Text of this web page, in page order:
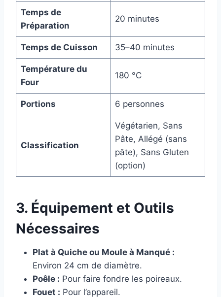
Temps de
Préparation
20 minutes
Temps de Cuisson 35–40 minutes
Température du
Four
180 °C
Portions 6 personnes
Classification
Végétarien, Sans
Pâte, Allégé (sans
pâte), Sans Gluten
(option)
3. Équipement et Outils
Nécessaires
Plat à Quiche ou Moule à Manqué :
Environ 24 cm de diamètre.
Poêle : Pour faire fondre les poireaux.
Fouet : Pour l’appareil.